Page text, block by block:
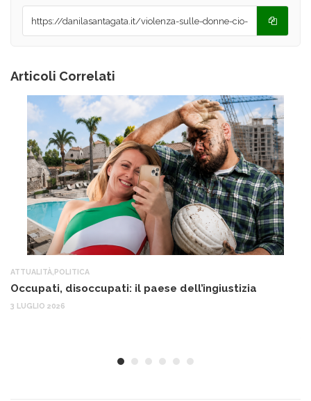
Articoli Correlati
ATTUALITÀ POLITICA
Occupati, disoccupati: il paese dell’ingiustizia
3 LUGLIO 2026